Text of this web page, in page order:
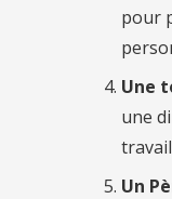
pour
Une
une
Un